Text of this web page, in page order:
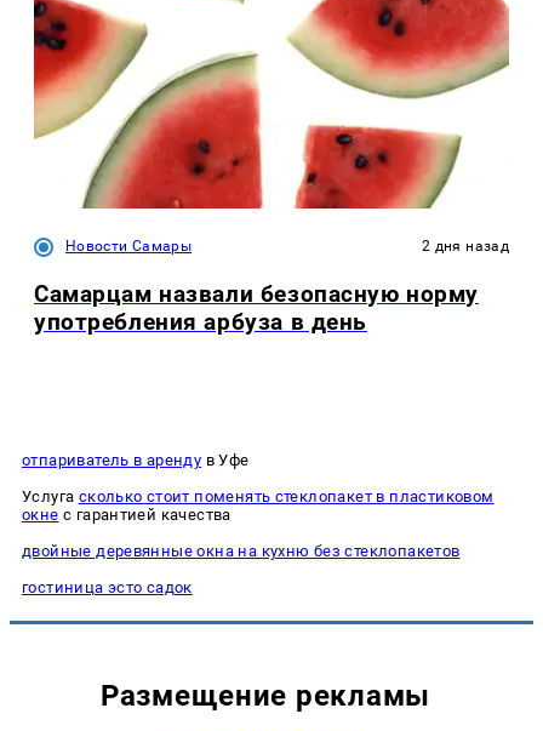
Новости Самары 2 дня назад
Самарцам назвали безопасную норму
употребления арбуза в день
отпариватель в аренду в Уфе
Услуга сколько стоит поменять стеклопакет в пластиковом
окне с гарантией качества
двойные деревянные окна на кухню без стеклопакетов
гостиница эсто садок
Размещение рекламы